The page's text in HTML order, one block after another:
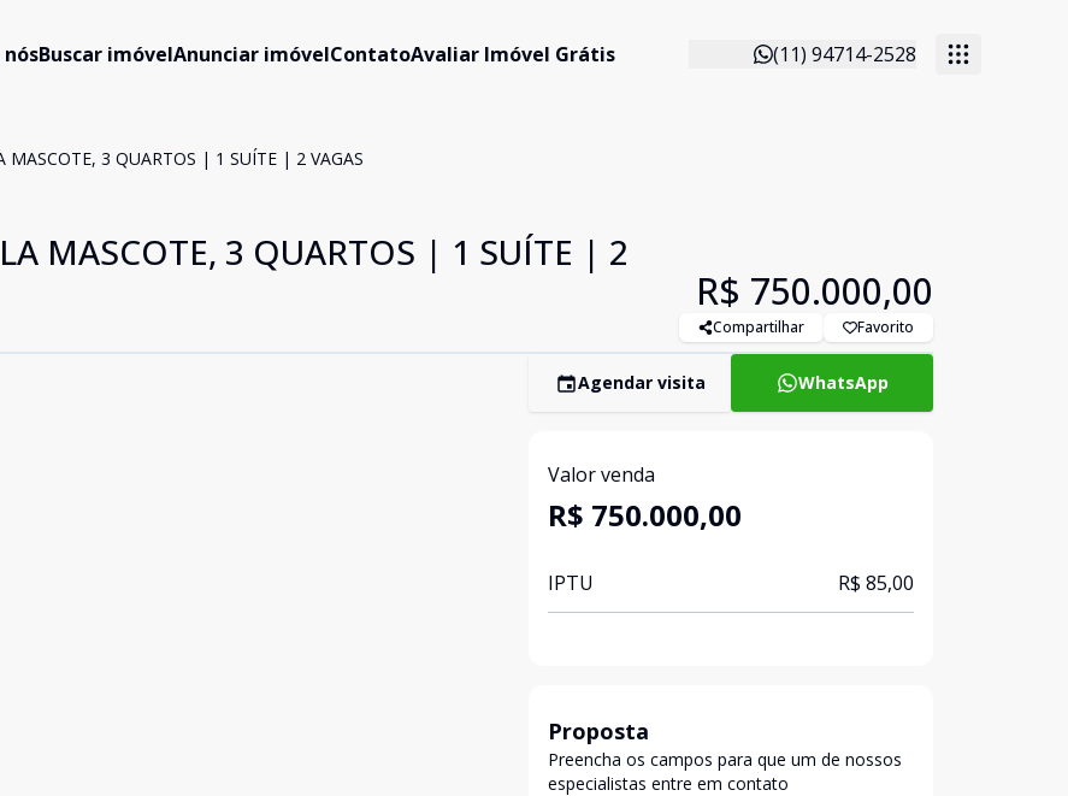
nósBuscar imóvelAnunciar imóvelContatoAvaliar Imóvel Grátis (11) 94714-2528
MASCOTE, 3 QUARTOS | 1 SUÍTE | 2 VAGAS
MASCOTE, 3 QUARTOS | 1 SUÍTE | 2
R$ 750.000,00
Compartilhar Favorito
Agendar visita WhatsApp
Valor venda
R$ 750.000,00
IPTU R$ 85,00
Proposta
Preencha os campos para que um de nossos
especialistas entre em contato